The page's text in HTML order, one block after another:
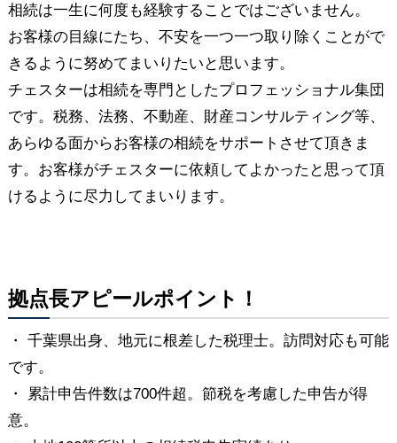
相続は一生に何度も経験することではございません。
お客様の目線にたち、不安を一つ一つ取り除くことがで
きるように努めてまいりたいと思います。
チェスターは相続を専門としたプロフェッショナル集団
です。税務、法務、不動産、財産コンサルティング等、
あらゆる面からお客様の相続をサポートさせて頂きま
す。お客様がチェスターに依頼してよかったと思って頂
けるように尽力してまいります。
拠点長アピールポイント！
・ 千葉県出身、地元に根差した税理士。訪問対応も可能
です。
・ 累計申告件数は700件超。節税を考慮した申告が得
意。